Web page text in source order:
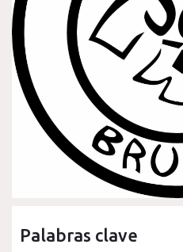
Palabras clave